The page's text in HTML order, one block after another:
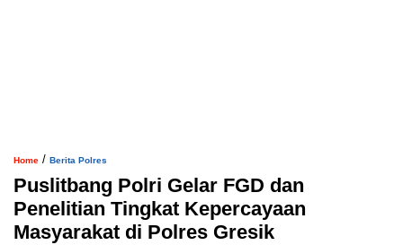
Home / Berita Polres
Puslitbang Polri Gelar FGD dan
Penelitian Tingkat Kepercayaan
Masyarakat di Polres Gresik